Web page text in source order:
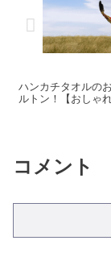
ハンカチタオルの
ルトン！【おしゃ
コメント